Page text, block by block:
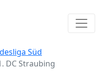
Süd
DC Straubing